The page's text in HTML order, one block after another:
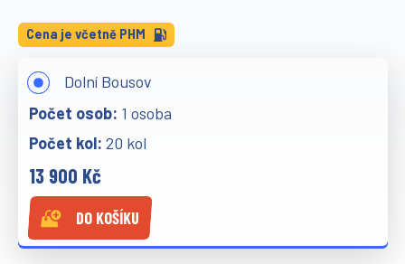
Cena je včetně PHM
Dolní Bousov
1 osoba
20 kol
13 900 Kč
DO KOŠÍKU